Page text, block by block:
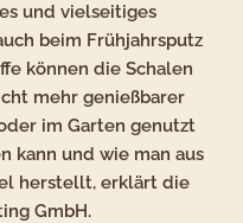
und vielseitiges
beim Frühjahrsputz
können die Schalen
mehr genießbarer
im Garten genutzt
kann und wie man aus
herstellt, erklärt die
GmbH.